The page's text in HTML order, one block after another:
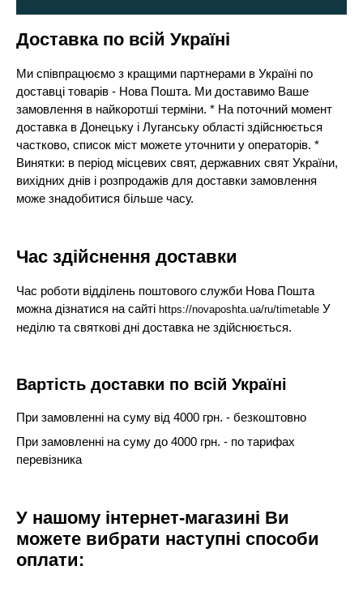
Доставка по всій Україні
Ми співпрацюємо з кращими партнерами в Україні по
доставці товарів - Нова Пошта. Ми доставимо Ваше
замовлення в найкоротші терміни. * На поточний момент
доставка в Донецьку і Луганську області здійснюється
частково, список міст можете уточнити у операторів. *
Винятки: в період місцевих свят, державних свят України,
вихідних днів і розпродажів для доставки замовлення
може знадобитися більше часу.
Час здійснення доставки
Час роботи відділень поштового служби Нова Пошта
можна дізнатися на сайтіhttps://novaposhta.ua/ru/timetable У
неділю та святкові дні доставка не здійснюється.
Вартість доставки по всій Україні
При замовленні на суму від 4000 грн. - безкоштовно
При замовленні на суму до 4000 грн. - по тарифах
перевізника
У нашому інтернет-магазині Ви
можете вибрати наступні способи
оплати: